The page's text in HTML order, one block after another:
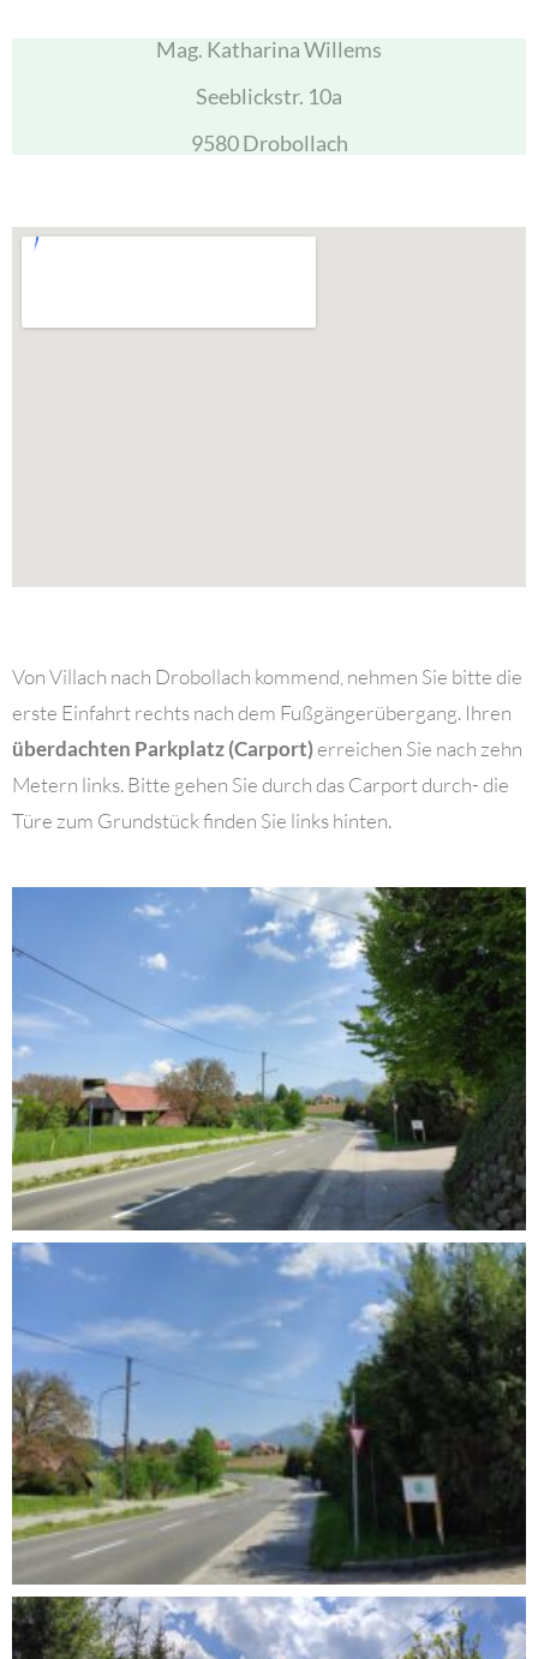
Mag. Katharina Willems
Seeblickstr. 10a
9580 Drobollach
Von Villach nach Drobollach kommend, nehmen Sie bitte die
erste Einfahrt rechts nach dem Fußgängerübergang. Ihren
überdachten Parkplatz (Carport)erreichen Sie nach zehn
Metern links. Bitte gehen Sie durch das Carport durch- die
Türe zum Grundstück finden Sie links hinten.